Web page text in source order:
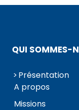
QUI SOMMES-
Présentation
A propos
Missions